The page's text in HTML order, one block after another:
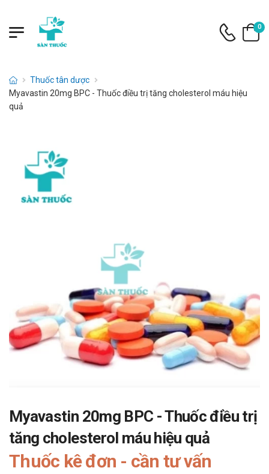
0
Thuốc tân dược
Myavastin 20mg BPC - Thuốc điều trị tăng cholesterol máu hiệu
quả
Myavastin 20mg BPC - Thuốc điều trị
tăng cholesterol máu hiệu quả
Thuốc kê đơn - cần tư vấn